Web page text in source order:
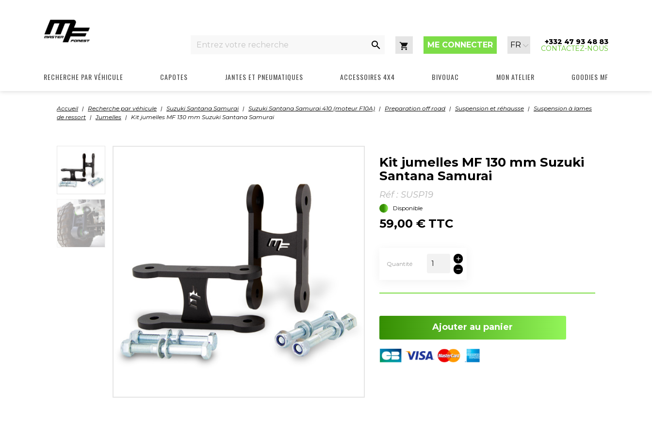

Panier
ME CONNECTER
Langue
:
FR +332 47 93 48 83
CONTACTEZ-NOUS
RECHERCHE PAR VÉHICULE CAPOTES JANTES ET PNEUMATIQUES ACCESSOIRES 4X4 BIVOUAC MON ATELIER GOODIES MF
Accueil Recherche par véhicule Suzuki Santana Samurai Suzuki Santana Samurai 410 (moteur F10A) Preparation off road Suspension et réhausse
Suspension à lames
de ressort
Jumelles Kit jumelles MF 130 mm Suzuki Santana Samurai
Kit jumelles MF 130 mm Suzuki
Santana Samurai
Réf : SUSP19
Disponible
59,00 € TTC
Quantité
Ajouter au panier